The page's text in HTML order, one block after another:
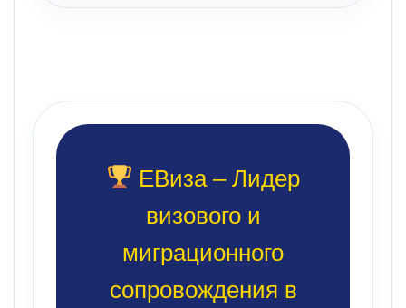
ЕВиза – Лидер
визового и
миграционного
сопровождения в